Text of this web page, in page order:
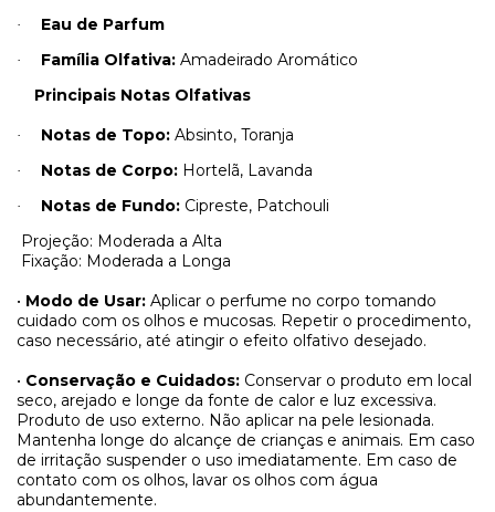
· Eau de Parfum
· Família Olfativa: Amadeirado Aromático
Principais Notas Olfativas
· Notas de Topo: Absinto, Toranja
· Notas de Corpo: Hortelã, Lavanda
· Notas de Fundo: Cipreste, Patchouli
Projeção: Moderada a Alta
Fixação: Moderada a Longa
• Modo de Usar: Aplicar o perfume no corpo tomando
cuidado com os olhos e mucosas. Repetir o procedimento,
caso necessário, até atingir o efeito olfativo desejado.
• Conservação e Cuidados: Conservar o produto em local
seco, arejado e longe da fonte de calor e luz excessiva.
Produto de uso externo. Não aplicar na pele lesionada.
Mantenha longe do alcançe de crianças e animais. Em caso
de irritação suspender o uso imediatamente. Em caso de
contato com os olhos, lavar os olhos com água
abundantemente.